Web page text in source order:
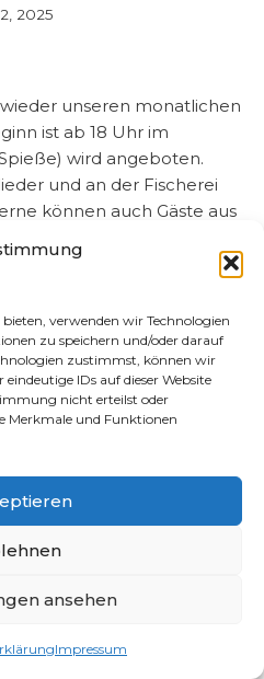
verwenden wir Technologien
zu speichern und/oder darauf
zustimmst, können wir
IDs auf dieser Website
nicht erteilst oder
Merkmale und Funktionen
ansehen
Impressum
2025
unseren monatlichen
ist ab 18 Uhr im
wird angeboten.
und an der Fischerei
können auch Gäste aus